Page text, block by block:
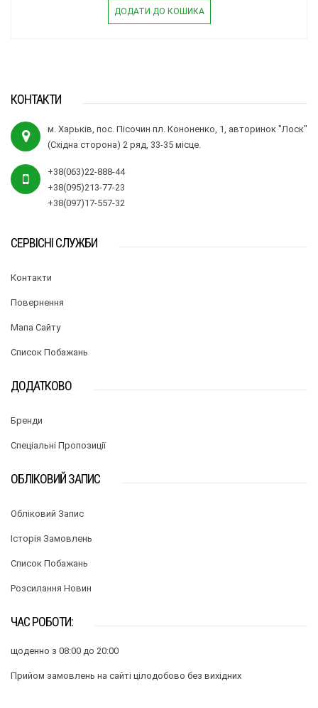
ДОДАТИ ДО КОШИКА
КОНТАКТИ
м. Харьків, пос. Пісочин пл. Кононенко, 1, авторинок "Лоск"
(Східна сторона) 2 ряд, 33-35 місце.
+38(063)22-888-44
+38(095)213-77-23
+38(097)17-557-32
СЕРВІСНІ СЛУЖБИ
Контакти
Повернення
Мапа Сайту
Список Побажань
ДОДАТКОВО
Бренди
Спеціальні Пропозиції
ОБЛІКОВИЙ ЗАПИС
Обліковий Запис
Історія Замовлень
Список Побажань
Розсилання Новин
ЧАС РОБОТИ:
щоденно з 08:00 до 20:00
Прийом замовлень на сайті цілодобово без вихідних